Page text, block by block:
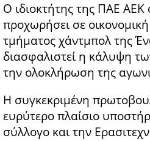
Ο ιδιοκτήτης της ΠΑΕ
προχωρήσει σε
τμήματος χάντμπολ της
διασφαλιστεί η κάλυψη
την ολοκλήρωση της
Η συγκεκριμένη
ευρύτερο πλαίσιο
σύλλογο και την